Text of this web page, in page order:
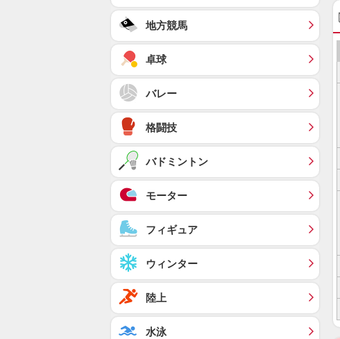
地方競馬
卓球
バレー
格闘技
バドミントン
モーター
フィギュア
ウィンター
陸上
水泳